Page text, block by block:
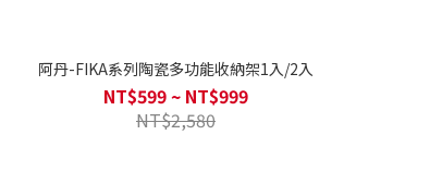
阿丹-FIKA系列陶瓷多功能收納架1入/2入
NT$599 ~ NT$999
NT$2,580